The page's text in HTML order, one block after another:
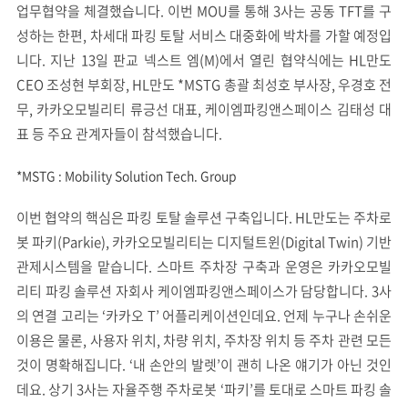
업무협약을 체결했습니다. 이번 MOU를 통해 3사는 공동 TFT를 구
성하는 한편, 차세대 파킹 토탈 서비스 대중화에 박차를 가할 예정입
니다. 지난 13일 판교 넥스트 엠(M)에서 열린 협약식에는 HL만도
CEO 조성현 부회장, HL만도 *MSTG 총괄 최성호 부사장, 우경호 전
무, 카카오모빌리티 류긍선 대표, 케이엠파킹앤스페이스 김태성 대
표 등 주요 관계자들이 참석했습니다.
*MSTG : Mobility Solution Tech. Group
이번 협약의 핵심은 파킹 토탈 솔루션 구축입니다. HL만도는 주차로
봇 파키(Parkie), 카카오모빌리티는 디지털트윈(Digital Twin) 기반
관제시스템을 맡습니다. 스마트 주차장 구축과 운영은 카카오모빌
리티 파킹 솔루션 자회사 케이엠파킹앤스페이스가 담당합니다. 3사
의 연결 고리는 ‘카카오 T’ 어플리케이션인데요. 언제 누구나 손쉬운
이용은 물론, 사용자 위치, 차량 위치, 주차장 위치 등 주차 관련 모든
것이 명확해집니다. ‘내 손안의 발렛’이 괜히 나온 얘기가 아닌 것인
데요. 상기 3사는 자율주행 주차로봇 ‘파키’를 토대로 스마트 파킹 솔